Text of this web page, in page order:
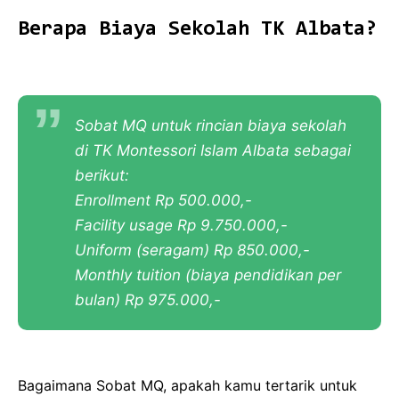
Berapa Biaya Sekolah TK Albata?
Sobat MQ untuk rincian biaya sekolah
di TK Montessori Islam Albata sebagai
berikut:
Enrollment Rp 500.000,-
Facility usage Rp 9.750.000,-
Uniform (seragam) Rp 850.000,-
Monthly tuition (biaya pendidikan per
bulan) Rp 975.000,-
Bagaimana Sobat MQ, apakah kamu tertarik untuk